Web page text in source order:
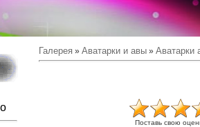
Галерея » Аватарки и авы» Аватарки
Поставь свою